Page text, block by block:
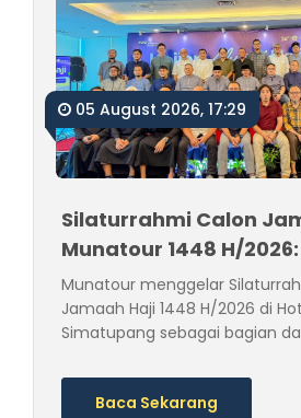
05 August 2026, 17:29
Silaturrahmi Calon
Munatour 1448 H/
Mendampingi
Pendaftaran hingga
Munatour menggelar
Jamaah Haji 1448 H/2026 di
Simatupang sebagai bagian
bimbingan ibadah sesuai
Baca Sekarang